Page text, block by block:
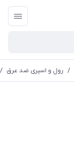
/ رول و اسپری ضد عرق /